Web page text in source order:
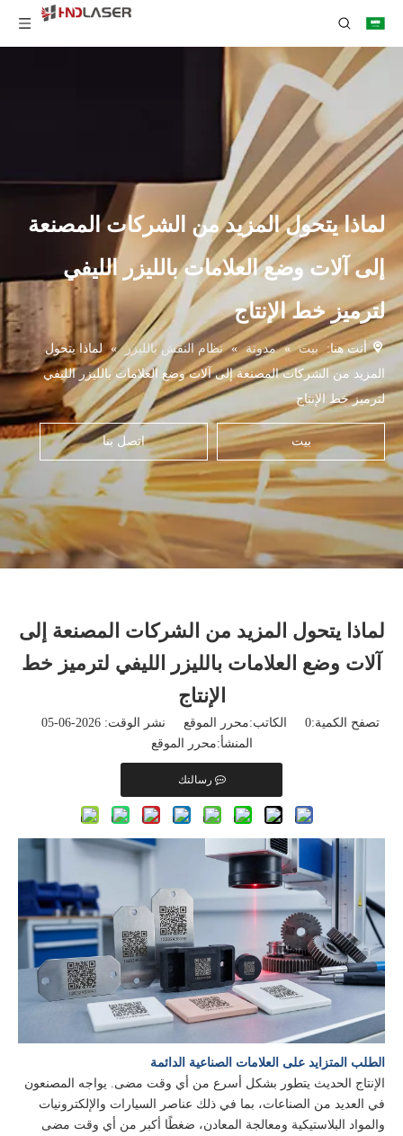
لماذا يتحول المزيد من الشركات المصنعة
إلى آلات وضع العلامات بالليزر الليفي
لترميز خط الإنتاج
أنت هنا: بيت » مدونة » نظام النقش بالليزر » لماذا يتحول
المزيد من الشركات المصنعة إلى آلات وضع العلامات بالليزر الليفي
لترميز خط الإنتاج
بيت اتصل بنا
لماذا يتحول المزيد من الشركات المصنعة إلى
آلات وضع العلامات بالليزر الليفي لترميز خط
الإنتاج
تصفح الكمية:0
المنشأ:محرر الموقع
رسالتك
الطلب المتزايد على العلامات الصناعية الدائمة
الإنتاج الحديث يتطور بشكل أسرع من أي وقت مضى. يواجه المصنعون
في العديد من الصناعات، بما في ذلك عناصر السيارات والإلكترونيات
والمواد البلاستيكية ومعالجة المعادن، ضغطًا أكبر من أي وقت مضى